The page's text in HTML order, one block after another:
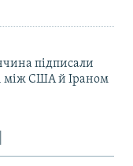
підписали
між США й Іраном